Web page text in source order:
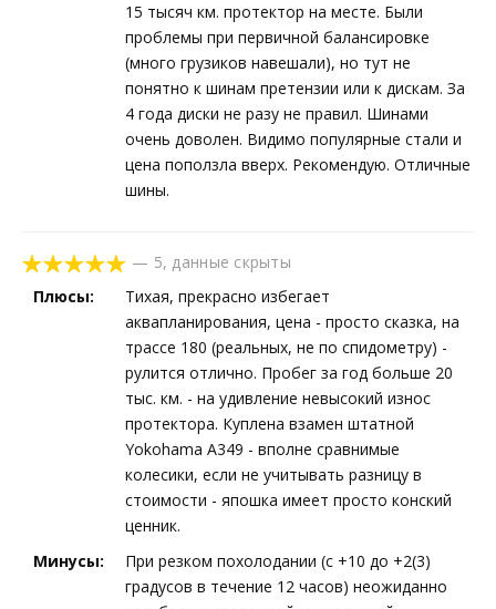
15 тысяч км. протектор на месте. Были
проблемы при первичной балансировке
(много грузиков навешали), но тут не
понятно к шинам претензии или к дискам. За
4 года диски не разу не правил. Шинами
очень доволен. Видимо популярные стали и
цена поползла вверх. Рекомендую. Отличные
шины.
— 5, данные скрыты
Плюсы:
Тихая, прекрасно избегает
аквапланирования, цена - просто сказка, на
трассе 180 (реальных, не по спидометру) -
рулится отлично. Пробег за год больше 20
тыс. км. - на удивление невысокий износ
протектора. Куплена взамен штатной
Yokohama A349 - вполне сравнимые
колесики, если не учитывать разницу в
стоимости - япошка имеет просто конский
ценник.
Минусы:
При резком похолодании (с +10 до +2(3)
градусов в течение 12 часов) неожиданно